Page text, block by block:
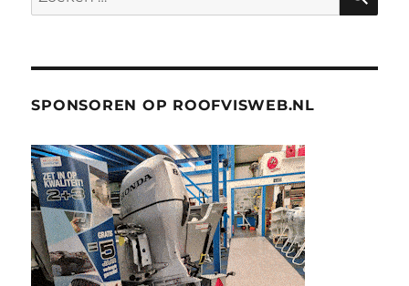
naar:
SPONSOREN OP ROOFVISWEB.NL